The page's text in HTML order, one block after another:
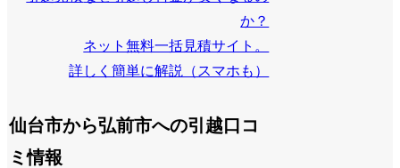
か？
ネット無料一括見積サイト。
詳しく簡単に解説（スマホも）
仙台市から弘前市への引越口コ
ミ情報